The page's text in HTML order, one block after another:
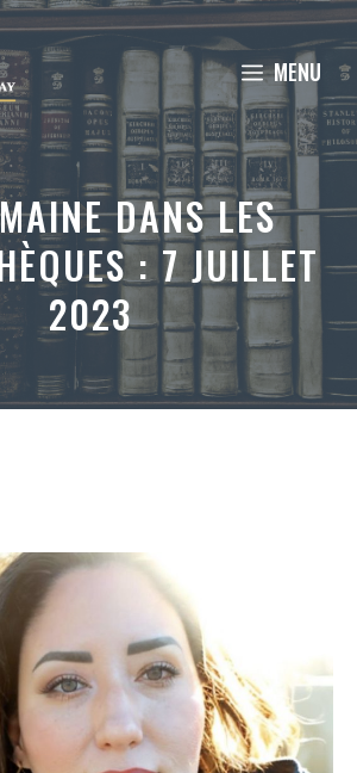
MENU
DANS LES
: 7 JUILLET
2023